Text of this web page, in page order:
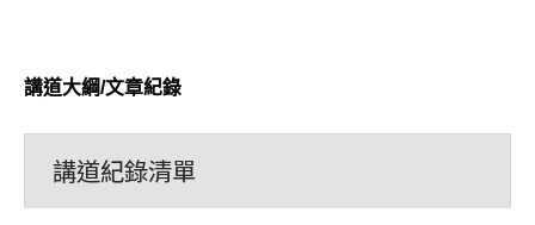
講道大綱/文章紀錄
講道紀錄清單